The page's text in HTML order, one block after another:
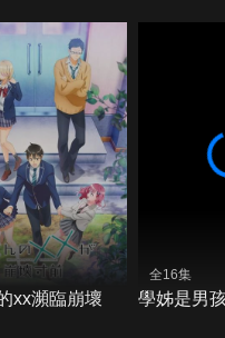
xx瀕臨崩壞
全16集
學姊是男